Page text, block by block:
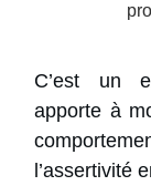
C’est un
apporte à
l’assertivité